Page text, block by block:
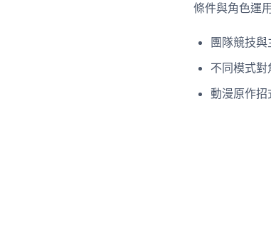
條件與角色運
團隊競技
不同模式
動漫原作招